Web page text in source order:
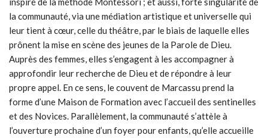
la communauté, via une médiation artistique et universelle qui
leur tient à cœur, celle du théâtre, par le biais de laquelle elles
prônent la mise en scène des jeunes de la Parole de Dieu.
Auprès des femmes, elles s’engagent à les accompagner à
approfondir leur recherche de Dieu et de répondre à leur
propre appel. En ce sens, le couvent de Marcassu prend la
forme d’une Maison de Formation avec l’accueil des sentinelles
et des Novices. Parallèlement, la communauté s’attèle à
l’ouverture prochaine d’un foyer pour enfants, qu’elle accueille